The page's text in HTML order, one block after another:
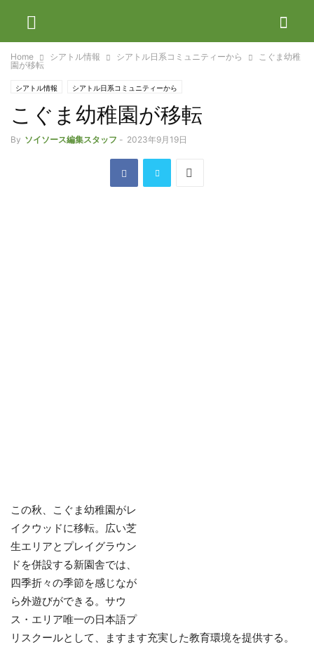
Home シアトル情報 シアトル日系コミュニティーから
こぐま幼稚
園が移転
シアトル情報 シアトル日系コミュニティーから
こぐま幼稚園が移転
By ソイソース編集スタッフ - 2023年9月19日
この秋、こぐま幼稚園がレ
イクウッドに移転。広い芝
生エリアとプレイグラウン
ドを併設する新園舎では、
四季折々の季節を感じなが
ら外遊びができる。サウ
ス・エリア唯一の日本語プ
リスクールとして、ますます充実した教育環境を提供する。